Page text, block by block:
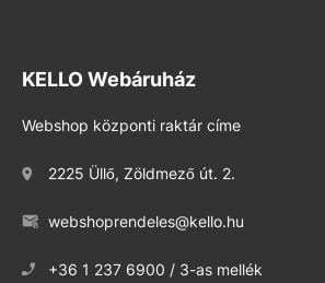
KELLO Webáruház
Webshop központi raktár címe
2225 Üllő, Zöldmező út. 2.
webshoprendeles@kello.hu
+36 1 237 6900 / 3-as mellék